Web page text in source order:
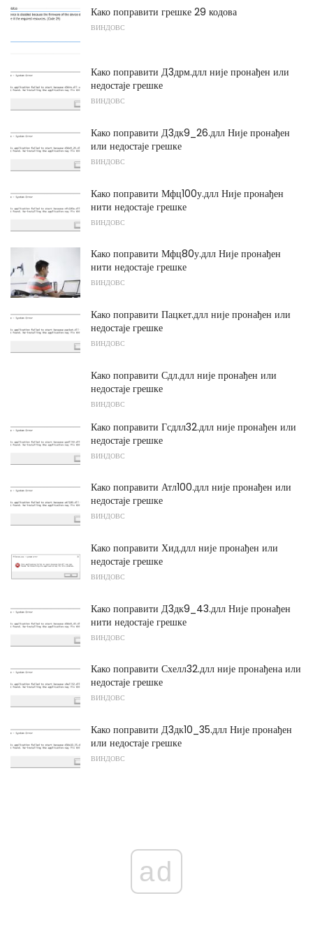
Како поправити грешке 29 кодова
ВИНДОВС
Како поправити Д3дрм.длл није пронађен или
недостаје грешке
ВИНДОВС
Како поправити Д3дк9_26.длл Није пронађен
или недостаје грешке
ВИНДОВС
Како поправити Мфц100у.длл Није пронађен
нити недостаје грешке
ВИНДОВС
Како поправити Мфц80у.длл Није пронађен
нити недостаје грешке
ВИНДОВС
Како поправити Пацкет.длл није пронађен или
недостаје грешке
ВИНДОВС
Како поправити Сдл.длл није пронађен или
недостаје грешке
ВИНДОВС
Како поправити Гсдлл32.длл није пронађен или
недостаје грешке
ВИНДОВС
Како поправити Атл100.длл није пронађен или
недостаје грешке
ВИНДОВС
Како поправити Хид.длл није пронађен или
недостаје грешке
ВИНДОВС
Како поправити Д3дк9_43.длл Није пронађен
нити недостаје грешке
ВИНДОВС
Како поправити Схелл32.длл није пронађена или
недостаје грешке
ВИНДОВС
Како поправити Д3дк10_35.длл Није пронађен
или недостаје грешке
ВИНДОВС
ad